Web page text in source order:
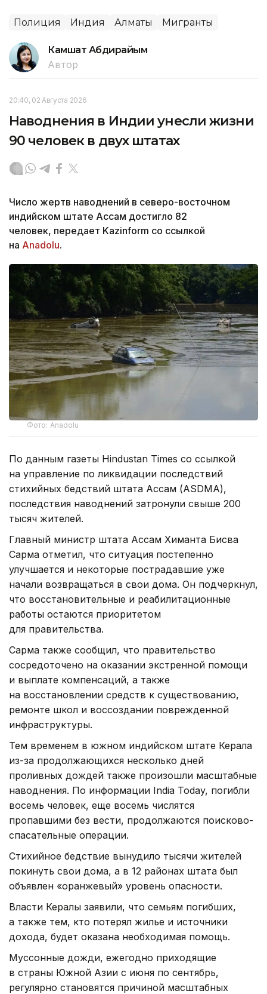
Полиция Индия Алматы Мигранты
Камшат Абдирайым
Автор
20:40, 02 Августа 2026
Наводнения в Индии унесли жизни
90 человек в двух штатах
Число жертв наводнений в северо-восточном
индийском штате Ассам достигло 82
человек, передает Kazinform со ссылкой
на Anadolu.
Фото: Anadolu
По данным газеты Hindustan Times со ссылкой
на управление по ликвидации последствий
стихийных бедствий штата Ассам (ASDMA),
последствия наводнений затронули свыше 200
тысяч жителей.
Главный министр штата Ассам Химанта Бисва
Сарма отметил, что ситуация постепенно
улучшается и некоторые пострадавшие уже
начали возвращаться в свои дома. Он подчеркнул,
что восстановительные и реабилитационные
работы остаются приоритетом
для правительства.
Сарма также сообщил, что правительство
сосредоточено на оказании экстренной помощи
и выплате компенсаций, а также
на восстановлении средств к существованию,
ремонте школ и воссоздании поврежденной
инфраструктуры.
Тем временем в южном индийском штате Керала
из-за продолжающихся несколько дней
проливных дождей также произошли масштабные
наводнения. По информации India Today, погибли
восемь человек, еще восемь числятся
пропавшими без вести, продолжаются поисково-
спасательные операции.
Стихийное бедствие вынудило тысячи жителей
покинуть свои дома, а в 12 районах штата был
объявлен «оранжевый» уровень опасности.
Власти Кералы заявили, что семьям погибших,
а также тем, кто потерял жилье и источники
дохода, будет оказана необходимая помощь.
Муссонные дожди, ежегодно приходящие
в страны Южной Азии с июня по сентябрь,
регулярно становятся причиной масштабных